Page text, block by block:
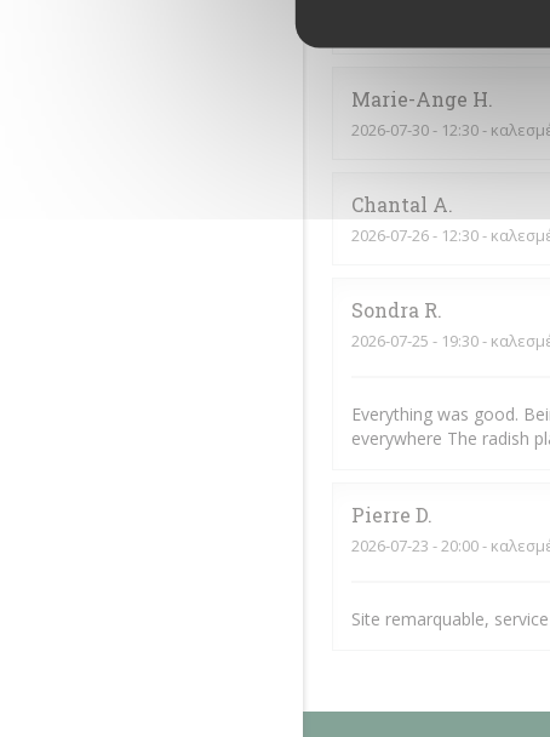
Marie-Ange H
2026-07-30- 12:30 -
Chantal A
2026-07-26- 12:30 -
Sondra R
2026-07-25 - 19:30 -
Everything was good.
everywhere The radish
Pierre D
2026-07-23 - 20:00 -
Site remarquable,